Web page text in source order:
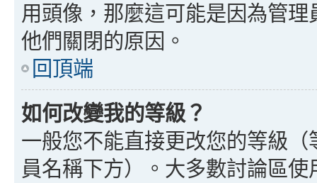
用頭像，那麼這可能是因為管
他們關閉的原因。
回頂端
如何改變我的等級？
一般您不能直接更改您的等級
員名稱下方）。大多數討論區